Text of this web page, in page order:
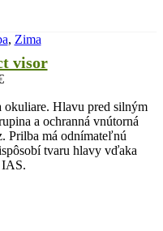
, Zima
visor
okuliare. Hlavu pred silným
a ochranná vnútorná
Prilba má odnímateľnú
tvaru hlavy vďaka
IAS.